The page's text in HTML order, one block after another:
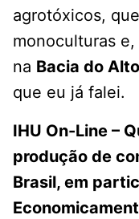
agrotóxicos,
monoculturas
na Bacia do
que eu já falei.
IHU On-Line –
produção de
Brasil, em